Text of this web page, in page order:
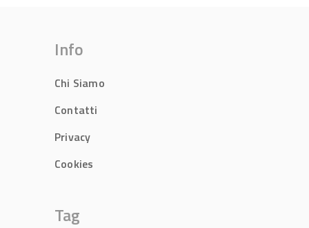
Info
Chi Siamo
Contatti
Privacy
Cookies
Tag